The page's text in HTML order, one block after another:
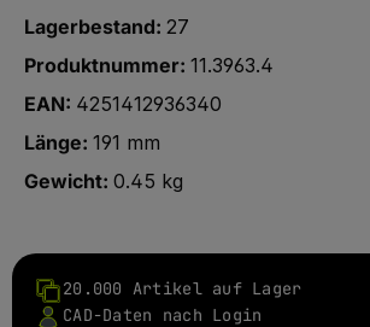
Lagerbestand: 27
Produktnummer: 11.3963.4
EAN: 4251412936340
Länge: 191 mm
Gewicht: 0.45 kg
20.000 Artikel auf Lager
CAD-Daten nach Login